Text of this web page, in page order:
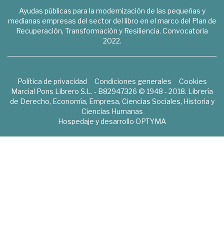
Ayudas públicas para la modernización de las pequeñas y
medianas empresas del sector del libro en el marco del Plan de
Recuperación, Transformación y Resiliencia. Convocatoria
2022.
Política de privacidad Condiciones generales
Cookies
Marcial Pons Librero S.L. - B82947326 © 1948 - 2018. Librería
de Derecho, Economía, Empresa, Ciencias Sociales, Historia y
Ciencias Humanas
Hospedaje y desarrollo OPTYMA